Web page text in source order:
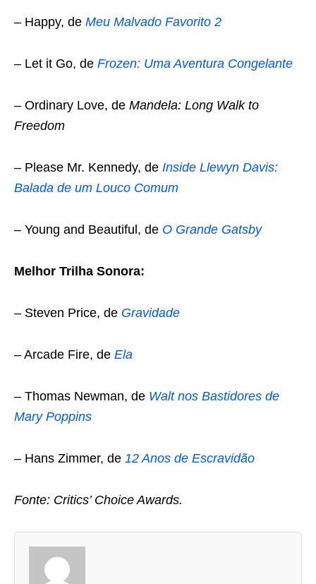
– Happy, de Meu Malvado Favorito 2
– Let it Go, de Frozen: Uma Aventura Congelante
– Ordinary Love, de Mandela: Long Walk to
Freedom
– Please Mr. Kennedy, de Inside Llewyn Davis:
Balada de um Louco Comum
– Young and Beautiful, de O Grande Gatsby
Melhor Trilha Sonora:
– Steven Price, de Gravidade
– Arcade Fire, de Ela
– Thomas Newman, de Walt nos Bastidores de
Mary Poppins
– Hans Zimmer, de 12 Anos de Escravidão
Fonte: Critics’ Choice Awards.